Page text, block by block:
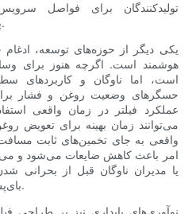
تولیدکنندگان برای فواصل
پیشرانه‌های مدرن تلاش می‌کنند.
یکی دیگر از حوزه‌های توسعه،
هوشمند است. اگرچه هنوز برای
است، اما ناوگان و کاربردهای
حسگرهای وضعیت روغن و فشار
عملکرد فیلتر در زمان واقعی
می‌توانند زمان بهینه برای تعویض
واقعی به جای تخمین‌های ثابت
امر باعث کاهش ضایعات می‌شود و
یا مدیران ناوگان قبل از بحرانی
بای‌پس زودهنگام فیلتر جلوگیری کند.